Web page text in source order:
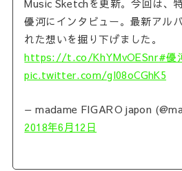
Music Sketchを更新。今回は、
優河にインタビュー。最新アル
れた想いを掘り下げました。
https://t.co/KhYMvOESnr#優
pic.twitter.com/gl08oCGhK5
— madame FIGARO japon
2018年6月12日